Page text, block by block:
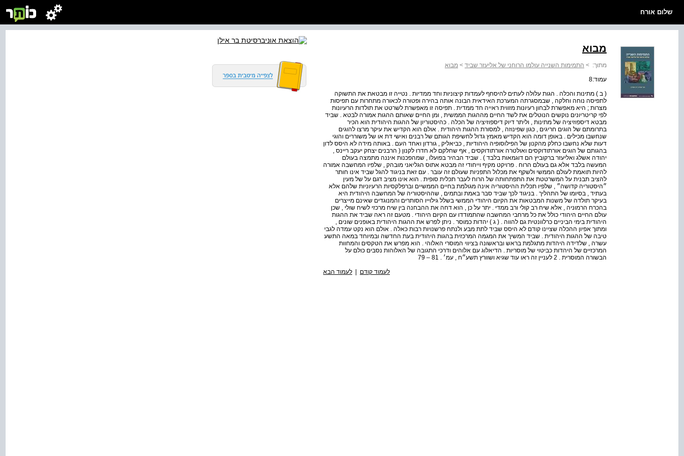
שלום אורח
מבוא
מתוך: > התמימות השנייה עולמו הרוחני של אליעזר שביד > מבוא
עמוד:8
( ב ) מתינות והכלה . הגות עלולה לעתים להיסחף לעמדות קיצוניות וחד ממדיות . נטייה זו מבטאת את התשוקה
לתפיסה נוחה וחלקה , שבמסגרתה המערכת האידאית הבונה אותה בהירה ופטורה לכאורה מתחרות עם תפיסות
מצרות ; היא מאפשרת לבחון רעיונות מזווית ראייה חד ממדית . תפיסה זו מאפשרת לשרטט את תולדות הרעיונות
לפי קריטריונים נוקשים הנוטלים את לשד החיים מההגות הממשית , ומן החיים שאותם ההגות אמורה לבטא . שביד
מבטא דיספוזיציה של מתינות , וליתר דיוק דיספוזיציה של הכלה . כהיסטוריון של ההגות היהודית הוא הכיר
בתרומתם של הוגים חריגים , כגון שפינוזה , למסורת ההגות היהודית . אולם הוא הקדיש את עיקר מרצו להוגים
שנחשבו מכילים . באופן דומה הוא הקדיש מאמץ גדול לחשיפת הגותם של רבנים ואישי דת או של משוררים והוגי
דעות שלא נחשבו כחלק מהקנון של הפילוסופיה היהודיות , כביאליק , גורדון ואחד העם . באותה מידה לא היסס לדון
בהגותם של הוגים אורתודוקסים ואולטרה אורתודוקסים , אף שחלקם לא חדרו לקנון ( הרבנים יצחק יעקב ריינס ,
יהודה אשלג ואליעזר ברקוביץ הם דוגמאות בלבד ) . שביד הבהיר בפועלו , שמהפכנות איננה מתמצה בעולם
המעשה בלבד אלא גם בעולם הרוח . פרויקט מקיף וייחודי זה מבטא אתוס הגליאני מובהק , שלפיו המחשבה אמורה
להיות תואמת לעולם הממשי ולשקף את מכלול התפניות שעולם זה עובר . עם זאת בניגוד להגל שביד אינו חותר
להציב תבנית על המשרטטת את התפתחותה של הרוח לעבר תכלית סופית . הוא אינו מציב דגם על של מעין
״היסטוריה קדושה״ , שלפיו תכלית ההיסטוריה אינה מגולמת בחיים הממשיים וברפלקסיות הרעיוניות שלהם אלא
בעתיד , בסיומו של התהליך . בניגוד לכך שביד סבר באמת ובתמים , שההיסטוריה של המחשבה היהודית היא
בעיקר תולדה של משנות המבטאות את הקיום היהודי הממשי בשלל גילוייו הסותרים והמנוגדים שאינם מייצרים
בהכרח הרמוניה , אלא שיח רב קולי ורב ממדי . יתר על כן , הוא דחה את ההבחנה בין שיח מרכזי לשיח שולי , שכן
עולם החיים היהודי כולל את כל מרחבי המחשבה שהתמודדו עם הקיום היהודי . מטעם זה ראה שביד את ההגות
היהודית בימי הביניים כרלוונטית גם להווה . ( ג ) יהדות כמוסר . ניתן לפרש את ההגות היהודית באופנים שונים ,
ומתוך אפיון ההכלה שציינו קודם לא היסס שביד לתת מבע ולנתח פרשנויות רבות כאלה . אולם הוא נקט עמדה לגבי
טיבה של ההגות היהודית . שביד המשיך את המגמה המרכזית בהגות היהודית בעת החדשה ובמיוחד במאה התשע
עשרה , שלדידה היהדות מתגלמת בראש ובראשונה בציווי המוסרי האלוהי . הוא מפרש את הטקסים והמחוות
המרכזיים של היהדות כביטוי של מוסריות . הדיאלוג עם אלוהים ודרכי התגובה של האלוהות נסבים כולם על
הבשורה המוסרית . 2 לעניין זה ראו עוד שגיא ושוורץ תשע״ח , עמ׳ . 81 – 79
לעמוד קודם | לעמוד הבא